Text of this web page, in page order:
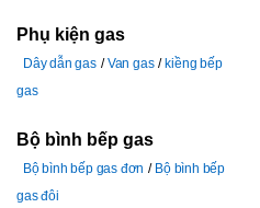
Phụ kiện gas
Dây dẫn gas Van gas
kiềng bếp
gas
Bộ bình bếp gas
Bộ bình bếp gas đơn
Bộ bình bếp
gas đôi